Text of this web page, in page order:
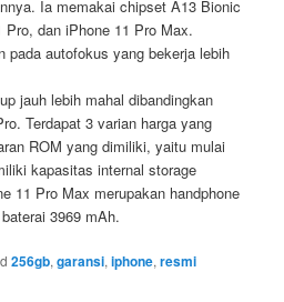
Ia memakai chipset A13 Bionic
dan iPhone 11 Pro Max.
pada autofokus yang bekerja lebih
jauh lebih mahal dibandingkan
Terdapat 3 varian harga yang
ROM yang dimiliki, yaitu mulai
kapasitas internal storage
11 Pro Max merupakan handphone
3969 mAh.
256gb,garansi,iphone,resmi